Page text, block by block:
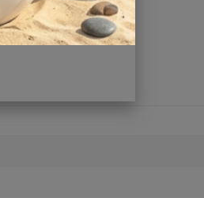
Поделиться